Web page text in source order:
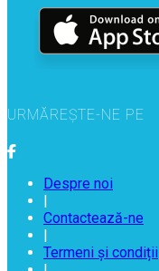
URMĂREȘTE-NE PE
Despre noi
|
Contactează-ne
|
Termeni și condiții